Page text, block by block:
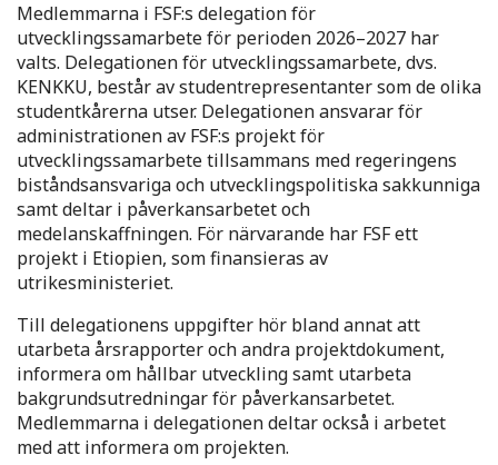
Medlemmarna i FSF:s delegation för
utvecklingssamarbete för perioden 2026–2027 har
valts. Delegationen för utvecklingssamarbete, dvs.
KENKKU, består av studentrepresentanter som de olika
studentkårerna utser. Delegationen ansvarar för
administrationen av FSF:s projekt för
utvecklingssamarbete tillsammans med regeringens
biståndsansvariga och utvecklingspolitiska sakkunniga
samt deltar i påverkansarbetet och
medelanskaffningen. För närvarande har FSF ett
projekt i Etiopien, som finansieras av
utrikesministeriet.
Till delegationens uppgifter hör bland annat att
utarbeta årsrapporter och andra projektdokument,
informera om hållbar utveckling samt utarbeta
bakgrundsutredningar för påverkansarbetet.
Medlemmarna i delegationen deltar också i arbetet
med att informera om projekten.